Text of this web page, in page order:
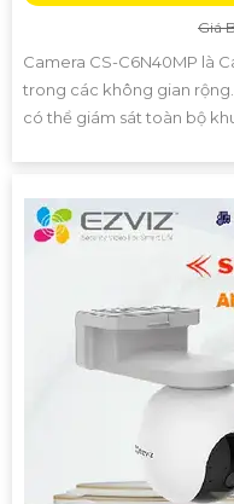
Giá
Camera CS-C6N40MP là
trong các không gian
có thể giám sát toàn bộ